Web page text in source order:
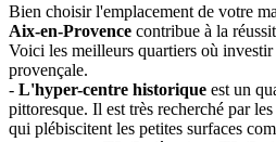
Bien choisir l'emplacement de votre
Aix-en-Provence contribue à la
Voici les meilleurs quartiers où
provençale.
- L'hyper-centre historique est un
pittoresque. Il est très recherché par
qui plébiscitent les petites surfaces